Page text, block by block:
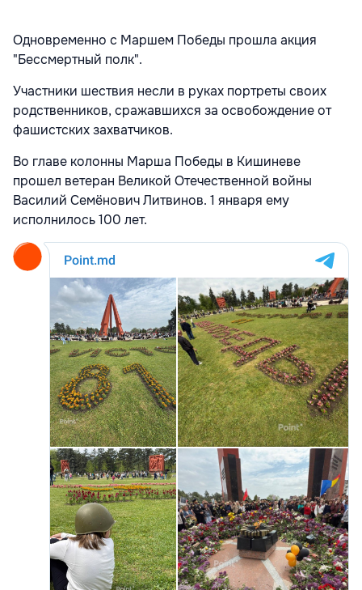
Одновременно с Маршем Победы прошла акция
"Бессмертный полк".
Участники шествия несли в руках портреты своих
родственников, сражавшихся за освобождение от
фашистских захватчиков.
Во главе колонны Марша Победы в Кишиневе
прошел ветеран Великой Отечественной войны
Василий Семёнович Литвинов. 1 января ему
исполнилось 100 лет.